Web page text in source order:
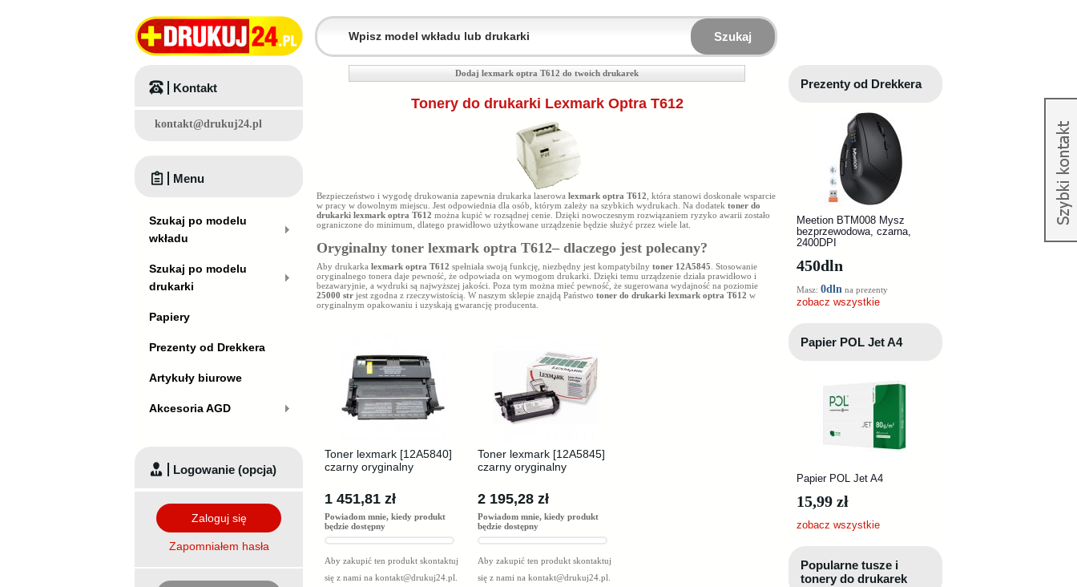
Szukaj
Dodaj lexmark optra T612 do twoich drukarek
Tonery do drukarki Lexmark Optra T612
Bezpieczeństwo i wygodę drukowania zapewnia drukarka laserowa lexmark optra T612 , która stanowi doskonałe wsparcie
w pracy w dowolnym miejscu. Jest odpowiednia dla osób, którym zależy na szybkich wydrukach. Na dodatek toner do
drukarki lexmark optra T612 można kupić w rozsądnej cenie. Dzięki nowoczesnym rozwiązaniem ryzyko awarii zostało
ograniczone do minimum, dlatego prawidłowo użytkowane urządzenie będzie służyć przez wiele lat.
Oryginalny toner lexmark optra T612– dlaczego jest polecany?
Aby drukarka lexmark optra T612 spełniała swoją funkcję, niezbędny jest kompatybilny toner 12A5845 . Stosowanie
oryginalnego tonera daje pewność, że odpowiada on wymogom drukarki. Dzięki temu urządzenie działa prawidłowo i
bezawaryjnie, a wydruki są najwyższej jakości. Poza tym można mieć pewność, że sugerowana wydajność na poziomie
25000 str jest zgodna z rzeczywistością. W naszym sklepie znajdą Państwo toner do drukarki lexmark optra T612 w
oryginalnym opakowaniu i uzyskają gwarancję producenta.
Toner lexmark [12A5840]
czarny oryginalny
1 451,81 zł
Powiadom mnie, kiedy produkt
będzie dostępny
Aby zakupić ten produkt skontaktuj
się z nami na kontakt@drukuj24.pl
Toner lexmark [12A5845]
czarny oryginalny
2 195,28 zł
Powiadom mnie, kiedy produkt
będzie dostępny
Aby zakupić ten produkt skontaktuj
się z nami na kontakt@drukuj24.pl
Kontakt
kontakt@drukuj24.pl
Menu
Szukaj po modelu
wkładu
Szukaj po modelu
drukarki
Papiery
Prezenty od Drekkera
Artykuły biurowe
Akcesoria AGD
Logowanie (opcja)
Zaloguj się
Zapomniałem hasła
Prezenty od Drekkera
Meetion BTM008 Mysz
bezprzewodowa, czarna,
2400DPI
450dln
Masz: 0dln na prezenty
zobacz wszystkie
Papier POL Jet A4
Papier POL Jet A4
15,99 zł
zobacz wszystkie
Popularne tusze i
tonery do drukarek